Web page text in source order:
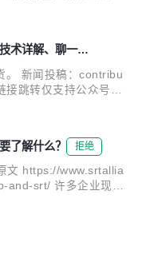
的互动需求。...
等待undo。 网络架构
的CNN、Transfor
入思考。为分析不同
构SPACH将Mixing
模非常重要以及C
术详解、聊一聊
。 新闻投稿：contribu
跳转仅支持公众号相
上
开源媒体服务器在金
用平台化方法破解场
辑工作流的方式支持
台，轻松搞定视频制作
频已经逐渐成为人与
视频表达自己的想
了解什么？ 拒绝
文 https://www.srtallia
and-srt/ 许多企业现有
网络）上利用SRT隧